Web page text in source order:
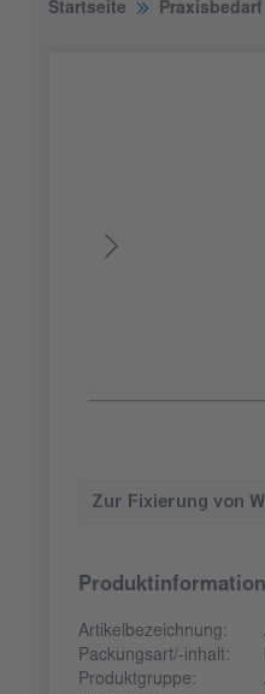
Startseite Praxisbedarf
Zur Fixierung von
Artikelbezeichnung:
Packungsart/-inhalt:
Produktgruppe: